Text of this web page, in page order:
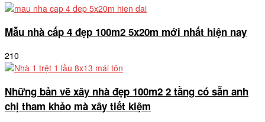
Mẫu nhà cấp 4 đẹp 100m2 5x20m mới nhất hiện nay
210
Những bản vẽ xây nhà đẹp 100m2 2 tầng có sẵn anh
chị tham khảo mà xây tiết kiệm